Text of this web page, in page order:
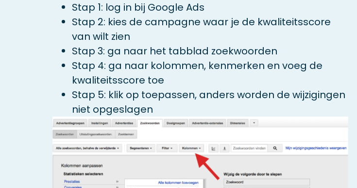
Stap 1: log in bij Google Ads
Stap 2: kies de campagne waar je de kwaliteitsscore
van wilt zien
Stap 3: ga naar het tabblad zoekwoorden
Stap 4: ga naar kolommen, kenmerken en voeg de
kwaliteitsscore toe
Stap 5: klik op toepassen, anders worden de wijzigingen
niet opgeslagen